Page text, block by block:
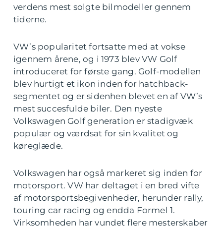
verdens mest solgte bilmodeller gennem
tiderne.
VW’s popularitet fortsatte med at vokse
igennem årene, og i 1973 blev VW Golf
introduceret for første gang. Golf-modellen
blev hurtigt et ikon inden for hatchback-
segmentet og er sidenhen blevet en af VW’s
mest succesfulde biler. Den nyeste
Volkswagen Golf generation er stadigvæk
populær og værdsat for sin kvalitet og
køreglæde.
Volkswagen har også markeret sig inden for
motorsport. VW har deltaget i en bred vifte
af motorsportsbegivenheder, herunder rally,
touring car racing og endda Formel 1.
Virksomheden har vundet flere mesterskaber